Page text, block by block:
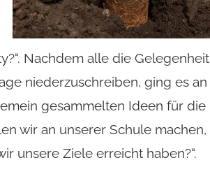
Nachdem alle die Gelegenheit
niederzuschreiben, ging es an
gesammelten Ideen für die
wir an unserer Schule machen,
unsere Ziele erreicht haben?“.